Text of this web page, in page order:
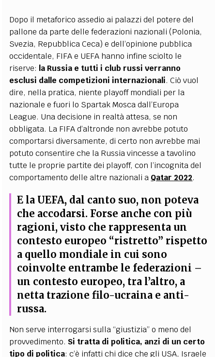
Dopo il metaforico assedio ai palazzi del potere del
pallone da parte delle federazioni nazionali (Polonia,
Svezia, Repubblica Ceca) e dell’opinione pubblica
occidentale, FIFA e UEFA hanno infine sciolto le
riserve: la Russia e tutti i club russi verranno
esclusi dalle competizioni internazionali. Ciò vuol
dire, nella pratica, niente playoff mondiali per la
nazionale e fuori lo Spartak Mosca dall’Europa
League. Una decisione in realtà attesa, se non
obbligata. La FIFA d’altronde non avrebbe potuto
comportarsi diversamente, di certo non avrebbe mai
potuto consentire che la Russia vincesse a tavolino
tutte le proprie partite dei playoff, con l’incognita del
comportamento delle altre nazionali a Qatar 2022.
E la UEFA, dal canto suo, non poteva
che accodarsi. Forse anche con più
ragioni, visto che rappresenta un
contesto europeo “ristretto” rispetto
a quello mondiale in cui sono
coinvolte entrambe le federazioni –
un contesto europeo, tra l’altro, a
netta trazione filo-ucraina e anti-
russa.
Non serve interrogarsi sulla “giustizia” o meno del
provvedimento. Si tratta di politica, anzi di un certo
tipo di politica: c’è infatti chi dice che gli USA, Israele